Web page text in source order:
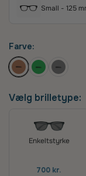
Small - 125
Farve:
Vælg brilletype:
Enkeltstyrke
700 kr.